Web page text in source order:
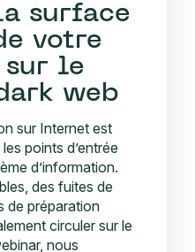
surface
votre
le
web
sur Internet est
points d’entrée
d’information.
des fuites de
de préparation
circuler sur le
nous